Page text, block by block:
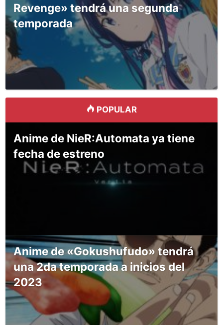
Revenge» tendrá una segunda
temporada
POPULAR
Anime de NieR:Automata ya tiene
fecha de estreno
Anime de «Gokushufudo» tendrá
una 2da temporada a inicios del
2023